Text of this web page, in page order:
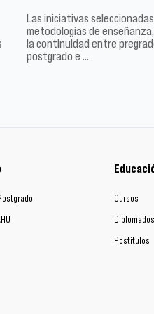
Las iniciativas
metodologías de
la continuidad entre
postgrado e …
Cursos
Diplomados
Postítulos